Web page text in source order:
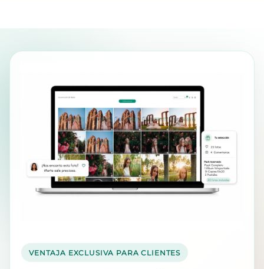
VENTAJA EXCLUSIVA PARA CLIENTES